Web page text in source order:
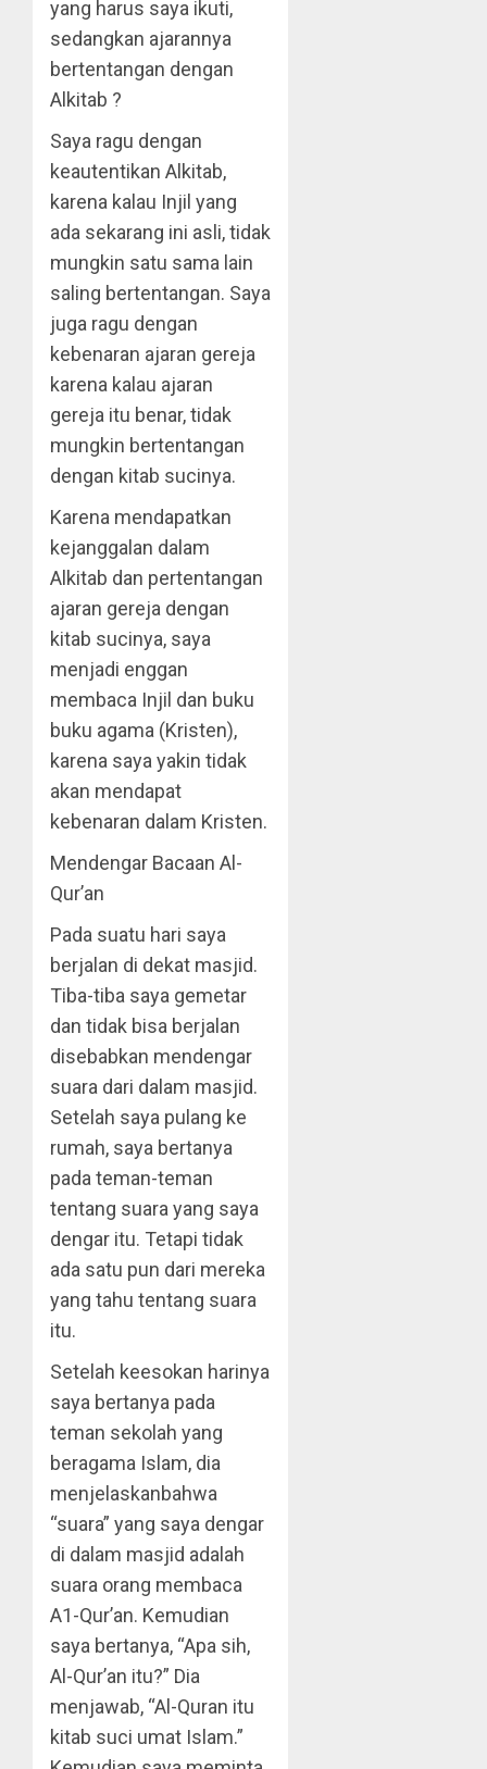
yang harus saya ikuti,
sedangkan ajarannya
bertentangan dengan
Alkitab ?
Saya ragu dengan
keautentikan Alkitab,
karena kalau Injil yang
ada sekarang ini asli, tidak
mungkin satu sama lain
saling bertentangan. Saya
juga ragu dengan
kebenaran ajaran gereja
karena kalau ajaran
gereja itu benar, tidak
mungkin bertentangan
dengan kitab sucinya.
Karena mendapatkan
kejanggalan dalam
Alkitab dan pertentangan
ajaran gereja dengan
kitab sucinya, saya
menjadi enggan
membaca Injil dan buku
buku agama (Kristen),
karena saya yakin tidak
akan mendapat
kebenaran dalam Kristen.
Mendengar Bacaan Al-
Qur’an
Pada suatu hari saya
berjalan di dekat masjid.
Tiba-tiba saya gemetar
dan tidak bisa berjalan
disebabkan mendengar
suara dari dalam masjid.
Setelah saya pulang ke
rumah, saya bertanya
pada teman-teman
tentang suara yang saya
dengar itu. Tetapi tidak
ada satu pun dari mereka
yang tahu tentang suara
itu.
Setelah keesokan harinya
saya bertanya pada
teman sekolah yang
beragama Islam, dia
menjelaskanbahwa
“suara” yang saya dengar
di dalam masjid adalah
suara orang membaca
A1-Qur’an. Kemudian
saya bertanya, “Apa sih,
Al-Qur’an itu?” Dia
menjawab, “Al-Quran itu
kitab suci umat Islam.”